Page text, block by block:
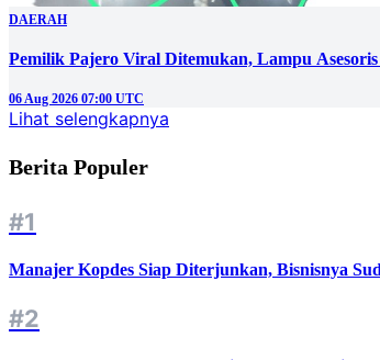
DAERAH
Pemilik Pajero Viral Ditemukan, Lampu
06 Aug 2026 07:00 UTC
Lihat selengkapnya
Berita Populer
#1
Manajer Kopdes Siap Diterjunkan, Bisnisnya
#2